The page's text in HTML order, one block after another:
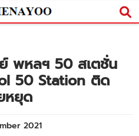
พหลฯ 50 สเตชั่น
50 Station ติด
หยุด
2021